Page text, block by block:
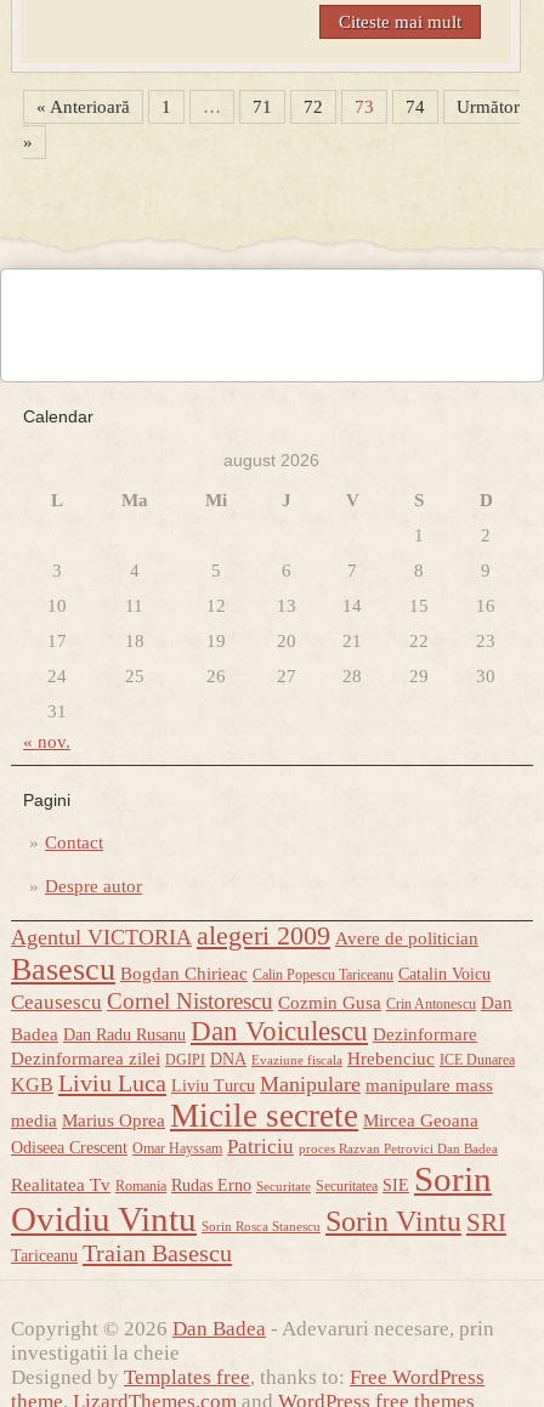
Citeste mai mult
« Anterioară 1 … 71 72 73 74
Următor
»
Calendar
august 2026
L Ma Mi J V S
D
1
2
3
4 5 6 7 8
9
10
11 12 13 14 15
16
17
18 19 20 21 22
23
24
25 26 27 28 29
30
31
« nov.
Pagini
Contact
Despre autor
Agentul VICTORIA alegeri 2009 Avere de politician
Basescu Bogdan Chirieac Calin Popescu Tariceanu Catalin Voicu
Ceausescu Cornel Nistorescu Cozmin Gusa Crin Antonescu Dan
Badea Dan Radu Rusanu Dan Voiculescu Dezinformare
Dezinformarea zilei DGIPI DNA Evaziune fiscala Hrebenciuc ICE Dunarea
KGB Liviu Luca Liviu Turcu Manipulare manipulare mass
media Marius Oprea Micile secrete Mircea Geoana
Odiseea Crescent Omar Hayssam Patriciu proces Razvan Petrovici Dan Badea
Realitatea Tv Romania Rudas Erno Securitate Securitatea SIE Sorin
Ovidiu Vintu Sorin Rosca Stanescu Sorin Vintu SRI
Tariceanu Traian Basescu
Copyright © 2026 Dan Badea - Adevaruri necesare, prin
investigatii la cheie
Designed by Templates free, thanks to: Free WordPress
theme, LizardThemes.com and WordPress free themes